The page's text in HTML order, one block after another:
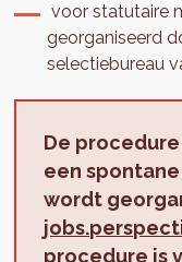
voor statutaire
georganiseerd
selectiebureau
De
een
wordt
procedure is